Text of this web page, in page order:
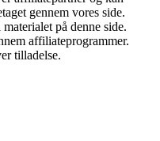
gennem vores side.
på denne side.
affiliateprogrammer.
tilladelse.